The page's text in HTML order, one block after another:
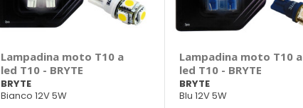
Lampadina moto T10 a
led T10 - BRYTE
BRYTE
Bianco 12V 5W
Lampadina moto T10 a
led T10 - BRYTE
BRYTE
Blu 12V 5W